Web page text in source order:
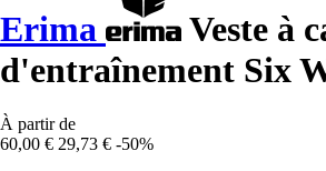
Erima
Veste à
d'entraînement Six
À partir de
60,00 € 29,73 € -50%